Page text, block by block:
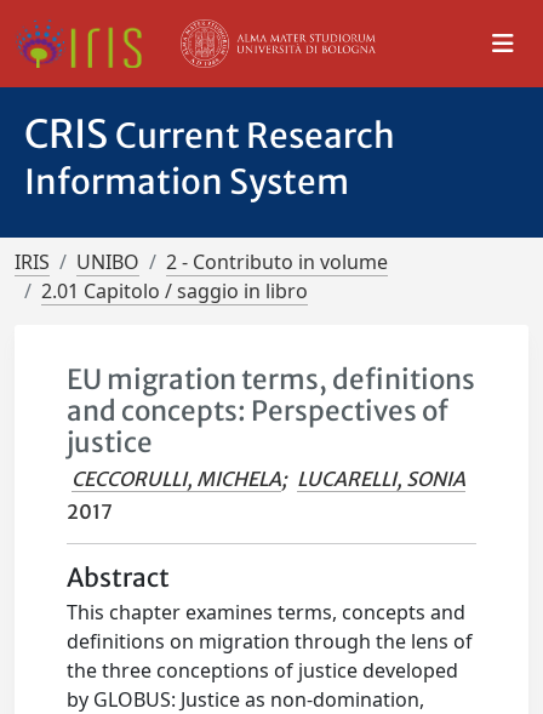
CRIS Current Research
Information System
IRIS UNIBO
2 - Contributo in volume
2.01 Capitolo / saggio in libro
EU migration terms, definitions
and concepts: Perspectives of
justice
CECCORULLI, MICHELA; LUCARELLI, SONIA
2017
Abstract
This chapter examines terms, concepts and
definitions on migration through the lens of
the three conceptions of justice developed
by GLOBUS: Justice as non-domination,